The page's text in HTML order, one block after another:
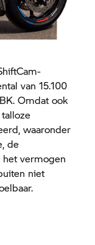
van 15.100
Omdat ook
waaronder
de
vermogen
niet